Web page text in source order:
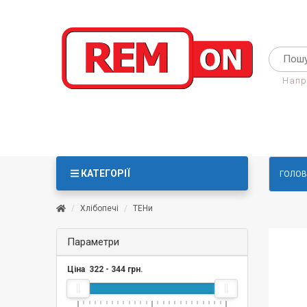
КАТЕГОРІЇ
Хлібопечі ТЕНи
Параметри
Ціна 322 - 344 грн.